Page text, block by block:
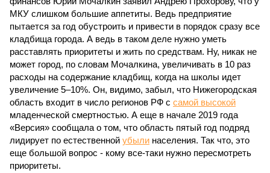
МКУ слишком большие аппетиты. Ведь предприятие
пытается за год обустроить и привести в порядок сразу все
кладбища города. А ведь в таком деле нужно уметь
расставлять приоритеты и жить по средствам. Ну, никак не
может город, по словам Мочалкина, увеличивать в 10 раз
расходы на содержание кладбищ, когда на школы идет
увеличение 5–10%. Он, видимо, забыл, что Нижегородская
область входит в число регионов РФ с самой высокой
младенческой смертностью. А еще в начале 2019 года
«Версия» сообщала о том, что область пятый год подряд
лидирует по естественной убыли населения. Так что, это
еще большой вопрос - кому все-таки нужно пересмотреть
приоритеты.